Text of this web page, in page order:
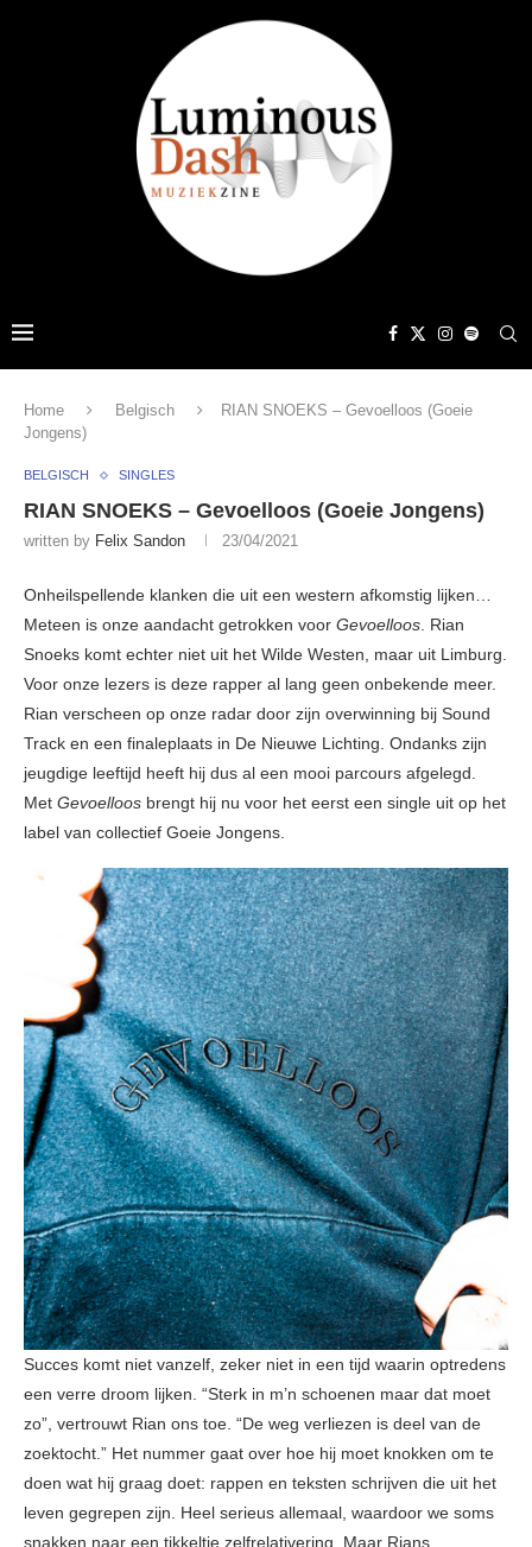
Home Belgisch
RIAN SNOEKS – Gevoelloos (Goeie
Jongens)
BELGISCH SINGLES
RIAN SNOEKS – Gevoelloos (Goeie Jongens)
written by Felix Sandon 23/04/2021
Onheilspellende klanken die uit een western afkomstig lijken…
Meteen is onze aandacht getrokken voor Gevoelloos. Rian
Snoeks komt echter niet uit het Wilde Westen, maar uit Limburg.
Voor onze lezers is deze rapper al lang geen onbekende meer.
Rian verscheen op onze radar door zijn overwinning bij Sound
Track en een finaleplaats in De Nieuwe Lichting. Ondanks zijn
jeugdige leeftijd heeft hij dus al een mooi parcours afgelegd.
Met Gevoelloos brengt hij nu voor het eerst een single uit op het
label van collectief Goeie Jongens.
Succes komt niet vanzelf, zeker niet in een tijd waarin optredens
een verre droom lijken. “Sterk in m’n schoenen maar dat moet
zo”, vertrouwt Rian ons toe. “De weg verliezen is deel van de
zoektocht.” Het nummer gaat over hoe hij moet knokken om te
doen wat hij graag doet: rappen en teksten schrijven die uit het
leven gegrepen zijn. Heel serieus allemaal, waardoor we soms
snakken naar een tikkeltje zelfrelativering. Maar Rians